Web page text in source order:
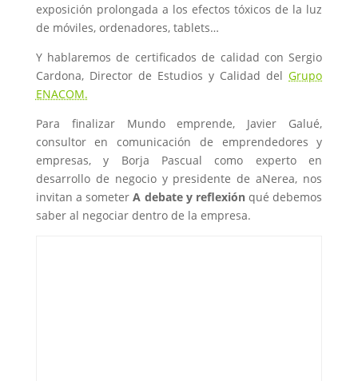
exposición prolongada a los efectos tóxicos de la luz
de móviles, ordenadores, tablets…
Y hablaremos de certificados de calidad con Sergio
Cardona, Director de Estudios y Calidad delGrupo
ENACOM.
Para finalizar Mundo emprende, Javier Galué,
consultor en comunicación de emprendedores y
empresas, y Borja Pascual como experto en
desarrollo de negocio y presidente de aNerea, nos
invitan a someterA debate y reflexiónqué debemos
saber al negociar dentro de la empresa.